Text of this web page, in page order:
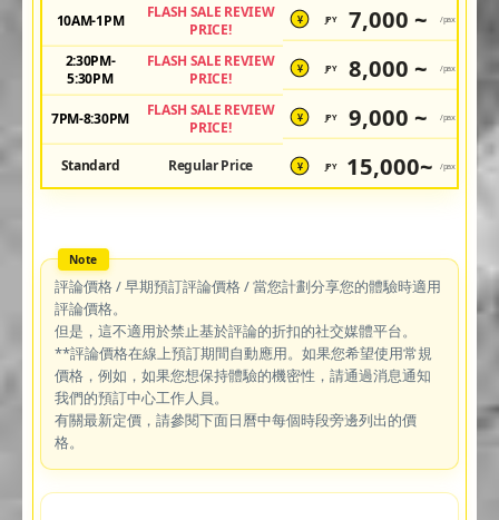
10AM-1PM
FLASH SALE REVIEW
PRICE!
¥ JPY 7,000 ~ /pax
2:30PM-
5:30PM
FLASH SALE REVIEW
PRICE!
¥ JPY 8,000 ~ /pax
7PM-8:30PM
FLASH SALE REVIEW
PRICE!
¥ JPY 9,000 ~ /pax
Standard Regular Price ¥ JPY 15,000~ /pax
評論價格 / 早期預訂評論價格 / 當您計劃分享您的體驗時適用
評論價格。
但是，這不適用於禁止基於評論的折扣的社交媒體平台。
**評論價格在線上預訂期間自動應用。如果您希望使用常規
價格，例如，如果您想保持體驗的機密性，請通過消息通知
我們的預訂中心工作人員。
有關最新定價，請參閱下面日曆中每個時段旁邊列出的價
格。